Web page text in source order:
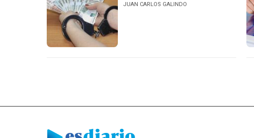
JUAN CARLOS GALINDO